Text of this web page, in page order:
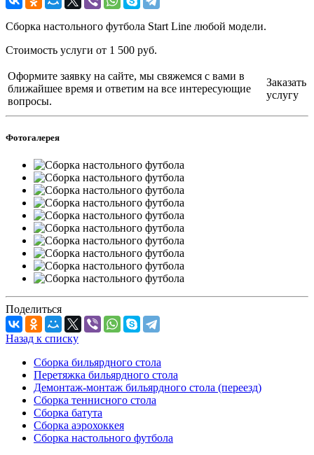
Сборка настольного футбола Start Line любой модели.
Стоимость услуги от 1 500 руб.
Оформите заявку на сайте, мы свяжемся с вами в
ближайшее время и ответим на все интересующие
вопросы.
Заказать
услугу
Фотогалерея
Поделиться
Назад к списку
Сборка бильярдного стола
Перетяжка бильярдного стола
Демонтаж-монтаж бильярдного стола (переезд)
Сборка теннисного стола
Сборка батута
Сборка аэрохоккея
Сборка настольного футбола